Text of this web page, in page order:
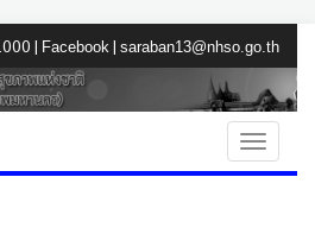
| Facebook | saraban13@nhso.go.th